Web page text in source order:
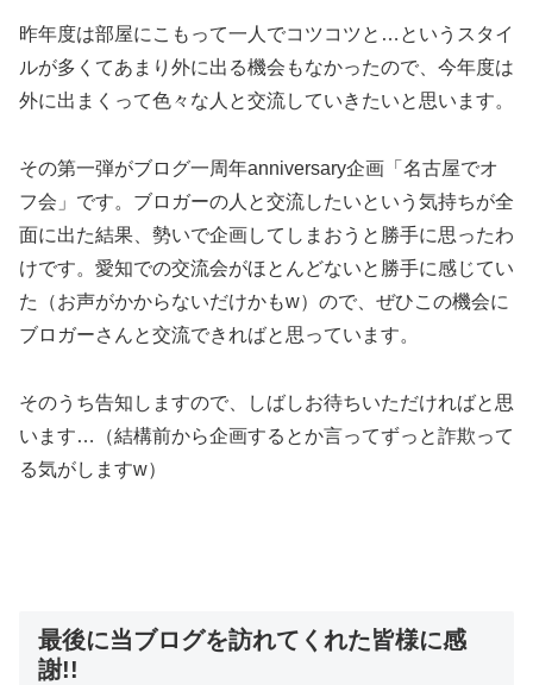
昨年度は部屋にこもって一人でコツコツと…というスタイ
ルが多くてあまり外に出る機会もなかったので、今年度は
外に出まくって色々な人と交流していきたいと思います。
その第一弾がブログ一周年anniversary企画「名古屋でオ
フ会」です。ブロガーの人と交流したいという気持ちが全
面に出た結果、勢いで企画してしまおうと勝手に思ったわ
けです。愛知での交流会がほとんどないと勝手に感じてい
た（お声がかからないだけかもw）ので、ぜひこの機会に
ブロガーさんと交流できればと思っています。
そのうち告知しますので、しばしお待ちいただければと思
います…（結構前から企画するとか言ってずっと詐欺って
る気がしますw）
最後に当ブログを訪れてくれた皆様に感
謝!!